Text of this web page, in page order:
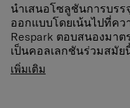
นำเสนอโซลูชันการบรร
ออกแบบโดยเน้นไปที่ค
Respark ตอบสนองมา
เป็นคอลเลกชันร่วมสมัย
และกระเป๋าเดินทางเช็
หลาย สินค้าทุกชิ้นทำจา
EXTERIOR
เพิ่มเติม